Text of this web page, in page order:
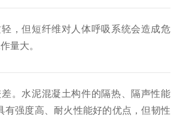
，但短纤维对人体呼吸系统会造成危
量大。
。水泥混凝土构件的隔热、隔声性能
强度高、耐火性能好的优点，但韧性